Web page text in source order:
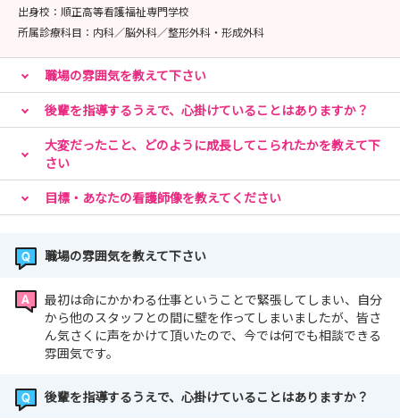
出身校： 順正高等看護福祉専門学校
所属診療科目： 内科／脳外科／整形外科・形成外科
職場の雰囲気を教えて下さい
後輩を指導するうえで、心掛けていることはありますか？
大変だったこと、どのように成長してこられたかを教えて下
さい
目標・あなたの看護師像を教えてください
職場の雰囲気を教えて下さい
最初は命にかかわる仕事ということで緊張してしまい、自分
から他のスタッフとの間に壁を作ってしまいましたが、皆さ
ん気さくに声をかけて頂いたので、今では何でも相談できる
雰囲気です。
後輩を指導するうえで、心掛けていることはありますか？